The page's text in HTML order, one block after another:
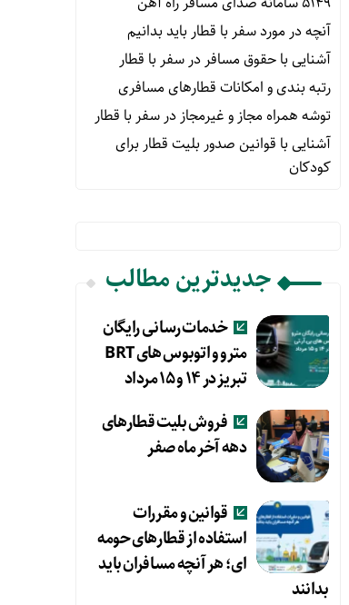
آنچه در مورد سفر با قطار باید بدانیم
آشنایی با حقوق مسافر در سفر با قطار
رتبه بندی و امکانات قطارهای مسافری
توشه همراه مجاز و غیرمجاز در سفر با قطار
آشنایی با قوانین صدور بلیت قطار برای
کودکان
جدیدترین مطالب
خدمات رسانی رایگان
مترو و اتوبوس های BRT
تبریز در ۱۴ و ۱۵ مرداد
فروش بلیت قطارهای
دهه آخر ماه صفر
قوانین و مقررات
استفاده از قطارهای حومه
ای؛ هر آنچه مسافران باید
بدانند